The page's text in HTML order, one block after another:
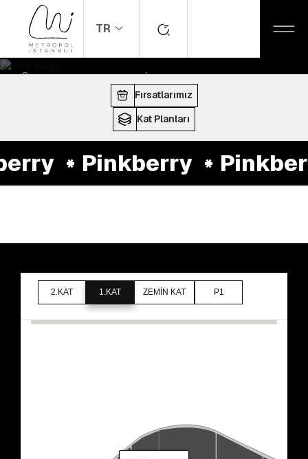
TR
ANASAYFA MAĞAZALAR
Pinkberry
ÇALIŞMA SAATLERI:10:00 - 22:00
Fırsatlarımız
Kat Planları
Pinkberry